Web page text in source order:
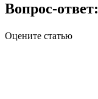
Вопрос-ответ:
Оцените статью